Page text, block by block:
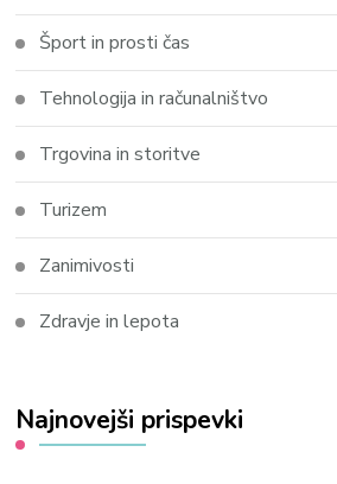
Šport in prosti čas
Tehnologija in računalništvo
Trgovina in storitve
Turizem
Zanimivosti
Zdravje in lepota
Najnovejši prispevki